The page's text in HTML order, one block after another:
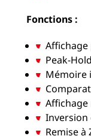
Fonctions :
Affichage
Peak-
Mémoire
Inversion
Remise